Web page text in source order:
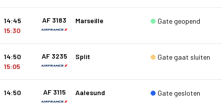
14:45
15:30
AF 3183 Marseille Gate geopend
14:50
15:05
AF 3235 Split Gate gaat sluiten
14:50 AF 3115 Aalesund Gate gesloten